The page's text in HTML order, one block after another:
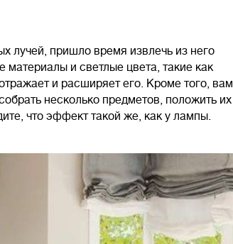
лучей, пришло время извлечь из него
и светлые цвета, такие как
и расширяет его. Кроме того, вам
несколько предметов, положить их
что эффект такой же, как у лампы.